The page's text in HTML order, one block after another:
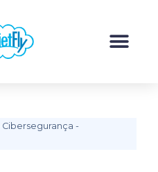
Cibersegurança -